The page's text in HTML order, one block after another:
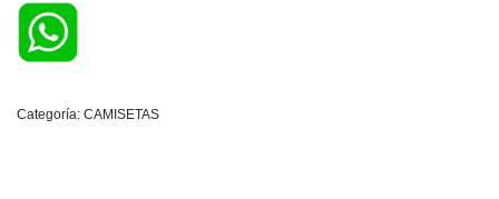
Categoría: CAMISETAS